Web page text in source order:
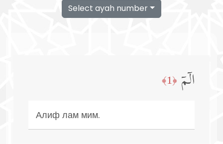
Select ayah number
الۤمۤ ﴿1﴾
Алиф лам мим.